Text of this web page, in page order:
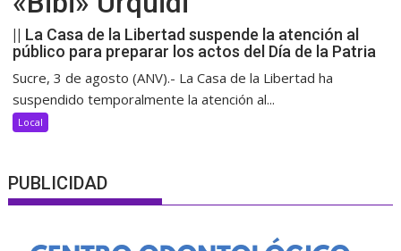
|| La Casa de la Libertad suspende la atención al
público para preparar los actos del Día de la Patria
Sucre, 3 de agosto (ANV).- La Casa de la Libertad ha
suspendido temporalmente la atención al...
Local
PUBLICIDAD